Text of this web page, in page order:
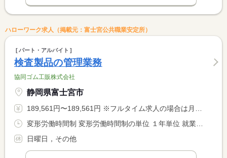
ハローワーク求人（掲載元：富士宮公共職業安定所）
パート・アルバイト
検査製品の管理業務
協同ゴム工販株式会社
静岡県富士宮市
189,561円〜189,561円 ※フルタイム求人の場合は月額（換算額）、パート求人の場合は時間額を表示しています。
変形労働時間制 変形労働時間制の単位 １年単位 就業時間１ 8時15分〜17時00分
日曜日，その他